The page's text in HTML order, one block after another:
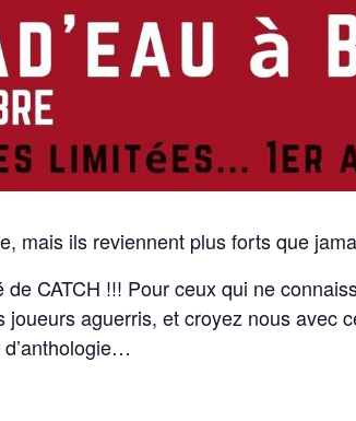
mais ils reviennent plus forts que
CATCH !!! Pour ceux qui ne
aguerris, et croyez nous avec